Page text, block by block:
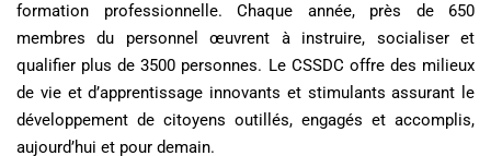
formation professionnelle. Chaque année, près de 650
membres du personnel œuvrent à instruire, socialiser et
qualifier plus de 3500 personnes. Le CSSDC offre des milieux
de vie et d’apprentissage innovants et stimulants assurant le
développement de citoyens outillés, engagés et accomplis,
aujourd’hui et pour demain.